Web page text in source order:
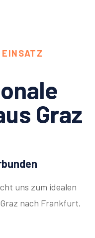
Graz
uns zum idealen
nach Frankfurt.